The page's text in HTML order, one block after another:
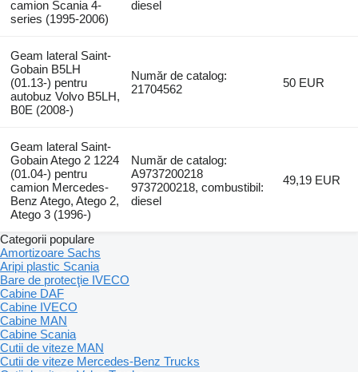
camion Scania 4-
series (1995-2006)
diesel
Geam lateral Saint-
Gobain B5LH
(01.13-) pentru
autobuz Volvo B5LH,
B0E (2008-)
Număr de catalog:
21704562
50 EUR
Geam lateral Saint-
Gobain Atego 2 1224
(01.04-) pentru
camion Mercedes-
Benz Atego, Atego 2,
Atego 3 (1996-)
Număr de catalog:
A9737200218
9737200218, combustibil:
diesel
49,19 EUR
Categorii populare
Amortizoare Sachs
Aripi plastic Scania
Bare de protecţie IVECO
Cabine DAF
Cabine IVECO
Cabine MAN
Cabine Scania
Cutii de viteze MAN
Cutii de viteze Mercedes-Benz Trucks